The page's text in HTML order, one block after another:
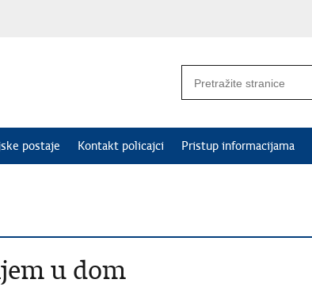
postaje Kontakt policajci Pristup informacijama
u dom